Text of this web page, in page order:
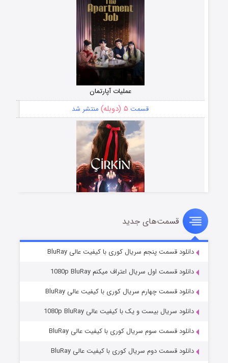
عملیات آپارتمان
قسمت ۵ (دوبله) منتشر شد
سریال زشت
قسمت۲ (زیرنویس) منتشر شد
مردگان متحرک: شهر مرده ۳
قسمت‌های جدید
دانلود قسمت پنجم سریال کوری با کیفیت عالی BluRay
دانلود قسمت اول سریال اعتراف میکنم 1080p BluRay
دانلود قسمت چهارم سریال کوری با کیفیت عالی BluRay
دانلود سریال بیست و یک با کیفیت عالی 1080p BluRay
دانلود قسمت سوم سریال کوری با کیفیت عالی BluRay
دانلود قسمت دوم سریال کوری با کیفیت عالی BluRay